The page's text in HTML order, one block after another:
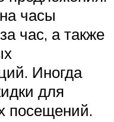
часы
час, а также
Иногда
для
посещений.